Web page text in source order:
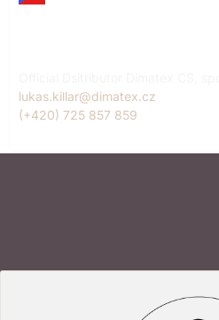
lukas.killar@dimatex.cz
(+420) 725 857 859